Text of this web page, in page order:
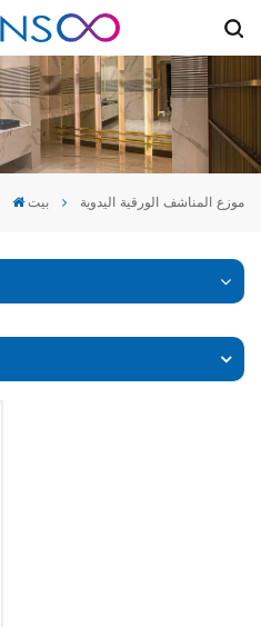
بيت موزع المناشف الورقية اليدوية